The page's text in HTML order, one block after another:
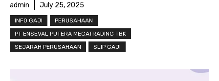
admin July 25, 2025
INFO GAJI
PERUSAHAAN
PT ENSEVAL PUTERA MEGATRADING TBK
SEJARAH PERUSAHAAN
SLIP GAJI